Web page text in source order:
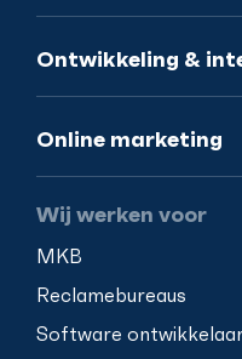
Ontwikkeling &
Online marketing
Wij werken voor
MKB
Reclamebureaus
Software